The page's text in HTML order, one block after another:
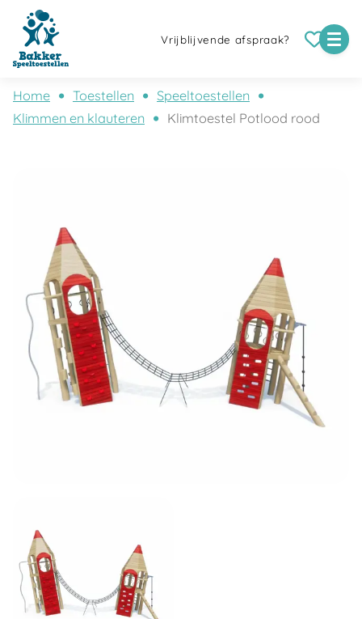
Vrijblijvende afspraak?
Home Toestellen
Speeltoestellen
Klimmen en klauteren
Klimtoestel Potlood rood